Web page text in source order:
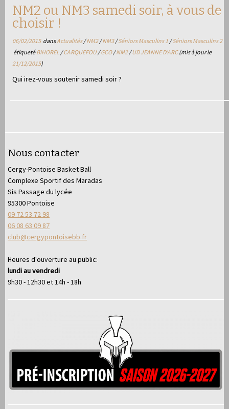
NM2 ou NM3 samedi soir, à vous de
choisir !
06/02/2015dansActualités/NM2/NM3/Séniors Masculins 1 /Séniors Masculins 2
étiquetéBIHOREL /CARQUEFOU/GCO/NM2/UD JEANNE D'ARC(mis à jour le
21/12/2015)
Qui irez-vous soutenir samedi soir ?
Nous contacter
Cergy-Pontoise Basket Ball
Complexe Sportif des Maradas
Sis Passage du lycée
95300 Pontoise
09 72 53 72 98
06 08 63 09 87
club@cergypontoisebb.fr
Heures d'ouverture au public:
lundi au vendredi
9h30 - 12h30 et 14h - 18h